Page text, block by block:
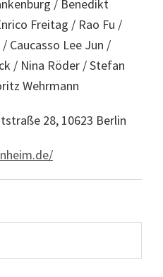
/ Benedikt
Freitag / Rao Fu /
Caucasso Lee Jun /
/ Nina Röder / Stefan
Wehrmann
28, 10623 Berlin